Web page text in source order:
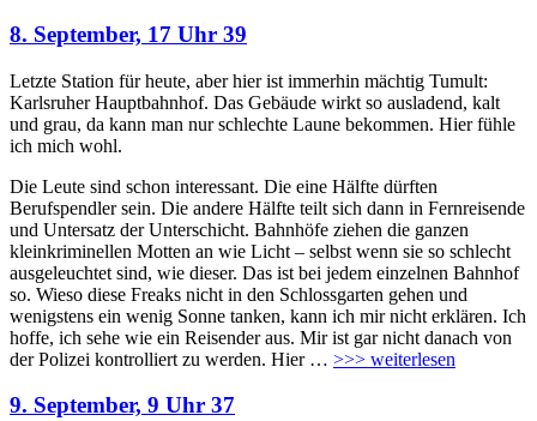
8. September, 17 Uhr 39
Letzte Station für heute, aber hier ist immerhin mächtig Tumult:
Karlsruher Hauptbahnhof. Das Gebäude wirkt so ausladend, kalt
und grau, da kann man nur schlechte Laune bekommen. Hier fühle
ich mich wohl.
Die Leute sind schon interessant. Die eine Hälfte dürften
Berufspendler sein. Die andere Hälfte teilt sich dann in Fernreisende
und Untersatz der Unterschicht. Bahnhöfe ziehen die ganzen
kleinkriminellen Motten an wie Licht – selbst wenn sie so schlecht
ausgeleuchtet sind, wie dieser. Das ist bei jedem einzelnen Bahnhof
so. Wieso diese Freaks nicht in den Schlossgarten gehen und
wenigstens ein wenig Sonne tanken, kann ich mir nicht erklären. Ich
hoffe, ich sehe wie ein Reisender aus. Mir ist gar nicht danach von
der Polizei kontrolliert zu werden. Hier … >>> weiterlesen
9. September, 9 Uhr 37